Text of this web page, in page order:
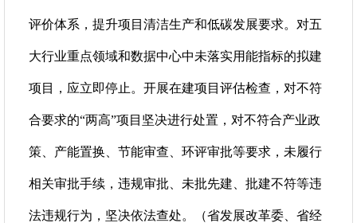
评价体系，提升项目清洁生产和低碳发展要求。对五
大行业重点领域和数据中心中未落实用能指标的拟建
项目，应立即停止。开展在建项目评估检查，对不符
合要求的“两高”项目坚决进行处置，对不符合产业政
策、产能置换、节能审查、环评审批等要求，未履行
相关审批手续，违规审批、未批先建、批建不符等违
法违规行为，坚决依法查处。（省发展改革委、省经